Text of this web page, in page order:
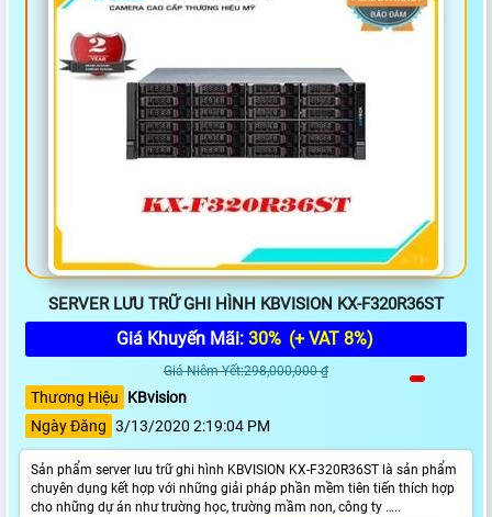
SERVER LƯU TRỮ GHI HÌNH KBVISION KX-F320R36ST
Giá Khuyến Mãi: 30% (+ VAT 8%)
Giá Niêm Yết:298,000,000 ₫
Thương Hiệu
KBvision
Ngày Đăng 3/13/2020 2:19:04 PM
Sản phẩm server lưu trữ ghi hình KBVISION KX-F320R36ST là sản phẩm
chuyên dụng kết hợp với những giải pháp phần mềm tiên tiến thích hợp
cho những dự án như trường học, trường mầm non, công ty …..